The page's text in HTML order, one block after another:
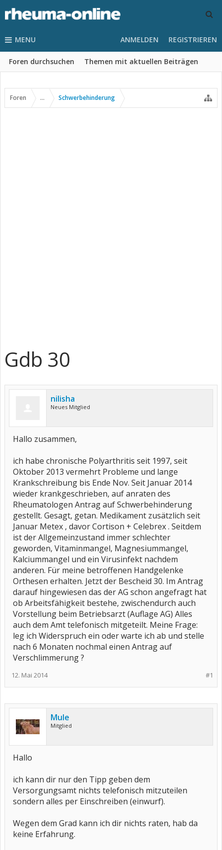
MENU
Foren durchsuchen Themen mit aktuellen Beiträgen
ANMELDEN REGISTRIEREN
Foren ... Schwerbehinderung
Gdb 30
nilisha
Neues Mitglied
Hallo zusammen,
ich habe chronische Polyarthritis seit 1997, seit
Oktober 2013 vermehrt Probleme und lange
Krankschreibung bis Ende Nov. Seit Januar 2014
wieder krankgeschrieben, auf anraten des
Rheumatologen Antrag auf Schwerbehinderung
gestellt. Gesagt, getan. Medikament zusätzlich seit
Januar Metex , davor Cortison + Celebrex . Seitdem
ist der Allgemeinzustand immer schlechter
geworden, Vitaminmangel, Magnesiummangel,
Kalciummangel und ein Virusinfekt nachdem
anderen. Für meine betroffenen Handgelenke
Orthesen erhalten. Jetzt der Bescheid 30. Im Antrag
darauf hingewiesen das der AG schon angefragt hat
ob Arbeitsfähigkeit bestehe, zwischendurch auch
Vorstellung beim Betriebsarzt (Auflage AG) Alles
auch dem Amt telefonisch mitgeteilt. Meine Frage:
leg ich Widerspruch ein oder warte ich ab und stelle
nach 6 Monaten nochmal einen Antrag auf
Verschlimmerung ?
#1
12. Mai 2014
Mule
Mitglied
Hallo
ich kann dir nur den Tipp geben dem
Versorgungsamt nichts telefonisch mitzuteilen
sondern alles per Einschreiben (einwurf).
Wegen dem Grad kann ich dir nichts raten, hab da
keine Erfahrung.